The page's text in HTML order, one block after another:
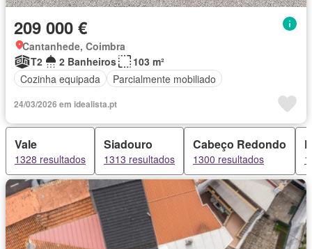
209 000 €
Cantanhede, Coimbra
T2
2 Banheiros
103 m²
Cozinha equipada
Parcialmente mobiliado
24/03/2026 em idealista.pt
Vale
1328 resultados
Siadouro
1313 resultados
Cabeço Redondo
1300 resultados